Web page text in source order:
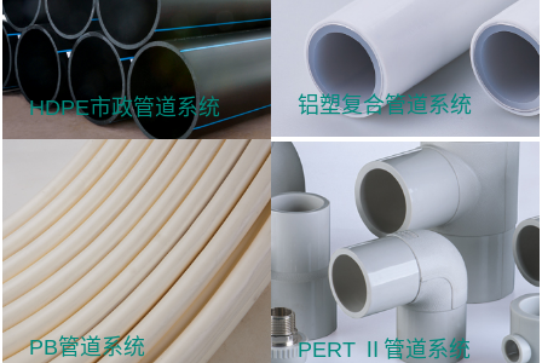
HDPE市政管道系统 铝塑复合管道系统
PB管道系统 PERT Ⅱ管道系统